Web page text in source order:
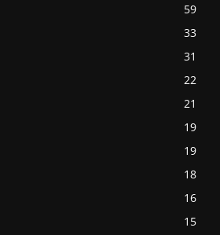
59
33
31
22
21
19
19
18
16
15